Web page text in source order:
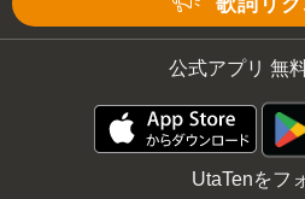
公式アプリ 無
UtaTenをフ